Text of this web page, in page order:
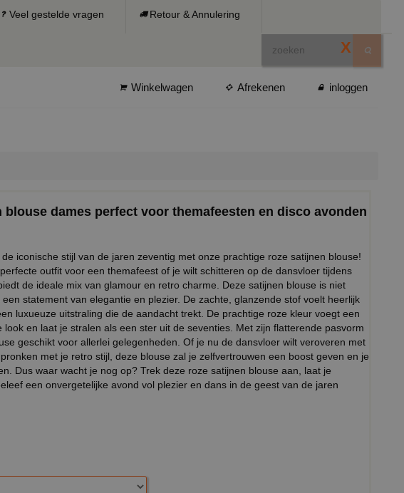
Veel gestelde vragen Retour & Annulering
X
Winkelwagen Afrekenen inloggen
blouse dames perfect voor themafeesten en disco avonden
iconische stijl van de jaren zeventig met onze prachtige roze satijnen blouse!
outfit voor een themafeest of je wilt schitteren op de dansvloer tijdens
de ideale mix van glamour en retro charme. Deze satijnen blouse is niet
statement van elegantie en plezier. De zachte, glanzende stof voelt heerlijk
luxueuze uitstraling die de aandacht trekt. De prachtige roze kleur voegt een
en laat je stralen als een ster uit de seventies. Met zijn flatterende pasvorm
geschikt voor allerlei gelegenheden. Of je nu de dansvloer wilt veroveren met
met je retro stijl, deze blouse zal je zelfvertrouwen een boost geven en je
Dus waar wacht je nog op? Trek deze roze satijnen blouse aan, laat je
een onvergetelijke avond vol plezier en dans in de geest van de jaren